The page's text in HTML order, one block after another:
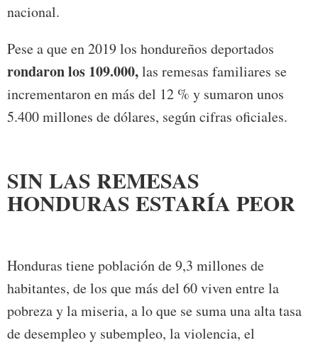
nacional.
Pese a que en 2019 los hondureños deportados
rondaron los 109.000,las remesas familiares se
incrementaron en más del 12 % y sumaron unos
5.400 millones de dólares, según cifras oficiales.
SIN LAS REMESAS
HONDURAS ESTARÍA PEOR
Honduras tiene población de 9,3 millones de
habitantes, de los que más del 60 viven entre la
pobreza y la miseria, a lo que se suma una alta tasa
de desempleo y subempleo, la violencia, el